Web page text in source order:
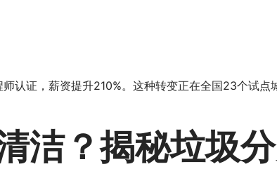
认证，薪资提升210%。这种转变正在全国23个试点
洁？揭秘垃圾